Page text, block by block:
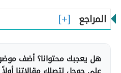
المراجع
هل يعجبك محتوانا؟ أضف